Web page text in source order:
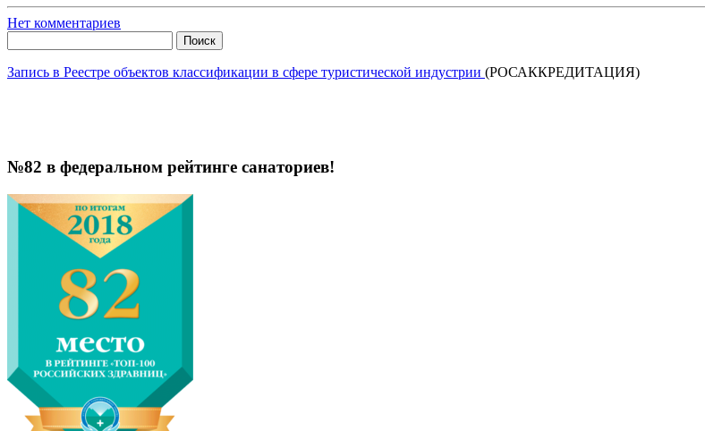
Нет комментариев
Запись в Реестре объектов классификации в сфере туристической индустрии (РОСАККРЕДИТАЦИЯ)
№82 в федеральном рейтинге санаториев!